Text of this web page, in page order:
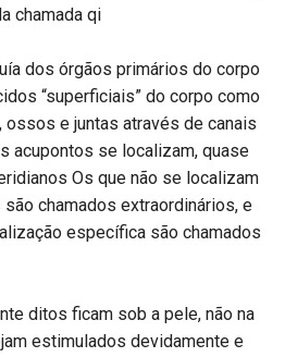
chamada qi
dos órgãos primários do corpo
“superficiais” do corpo como
e juntas através de canais
acupontos se localizam, quase
Os que não se localizam
chamados extraordinários, e
específica são chamados
ditos ficam sob a pele, não na
estimulados devidamente e